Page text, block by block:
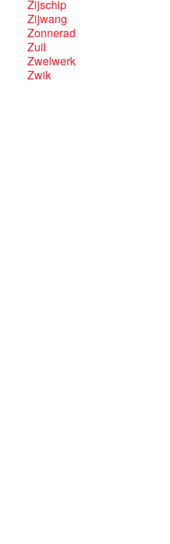
Zijschip
Zijwang
Zonnerad
Zuil
Zwelwerk
Zwik